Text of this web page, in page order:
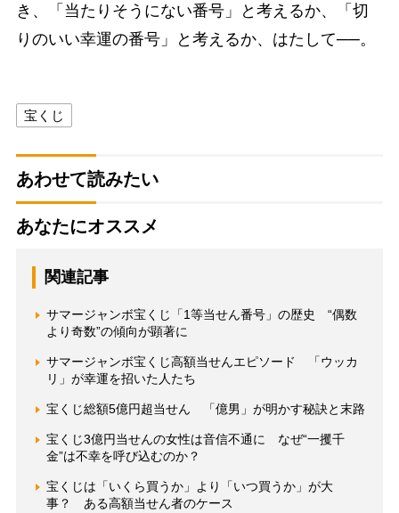
き、「当たりそうにない番号」と考えるか、「切
りのいい幸運の番号」と考えるか、はたして──。
宝くじ
あわせて読みたい
あなたにオススメ
関連記事
サマージャンボ宝くじ「1等当せん番号」の歴史 “偶数
より奇数”の傾向が顕著に
サマージャンボ宝くじ高額当せんエピソード 「ウッカ
リ」が幸運を招いた人たち
宝くじ総額5億円超当せん 「億男」が明かす秘訣と末路
宝くじ3億円当せんの女性は音信不通に なぜ“一攫千
金”は不幸を呼び込むのか？
宝くじは「いくら買うか」より「いつ買うか」が大
事？ ある高額当せん者のケース